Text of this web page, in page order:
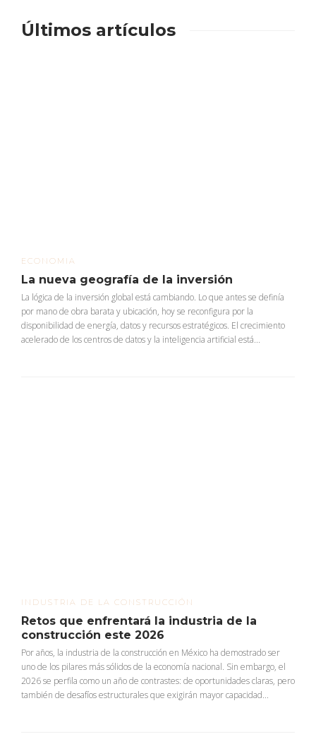
Últimos artículos
ECONOMIA
La nueva geografía de la inversión
La lógica de la inversión global está cambiando. Lo que antes se definía
por mano de obra barata y ubicación, hoy se reconfigura por la
disponibilidad de energía, datos y recursos estratégicos. El crecimiento
acelerado de los centros de datos y la inteligencia artificial está...
INDUSTRIA DE LA CONSTRUCCIÓN
Retos que enfrentará la industria de la
construcción este 2026
Por años, la industria de la construcción en México ha demostrado ser
uno de los pilares más sólidos de la economía nacional. Sin embargo, el
2026 se perfila como un año de contrastes: de oportunidades claras, pero
también de desafíos estructurales que exigirán mayor capacidad...